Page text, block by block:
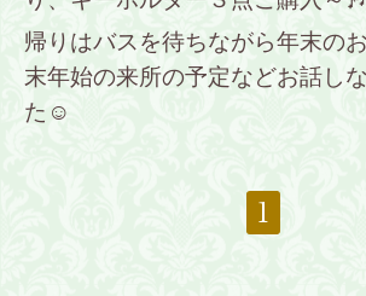
帰りはバスを待ちながら年末の
末年始の来所の予定などお話し
た☺️
1